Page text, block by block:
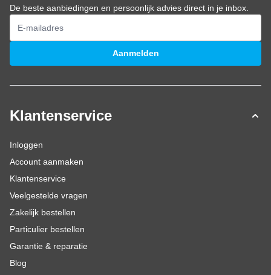
De beste aanbiedingen en persoonlijk advies direct in je inbox.
E-mailadres
Aanmelden
Klantenservice
Inloggen
Account aanmaken
Klantenservice
Veelgestelde vragen
Zakelijk bestellen
Particulier bestellen
Garantie & reparatie
Blog